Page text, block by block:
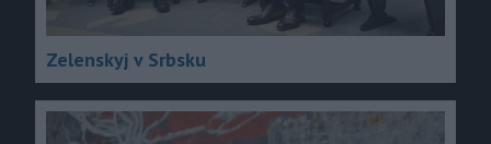
Zelenskyj v Srbsku